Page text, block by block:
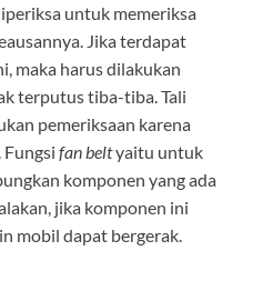
untuk memeriksa
Jika terdapat
maka harus dilakukan
terputus tiba-tiba. Tali
pemeriksaan karena
fan beltyaitu untuk
komponen yang ada
jika komponen ini
mobil dapat bergerak.